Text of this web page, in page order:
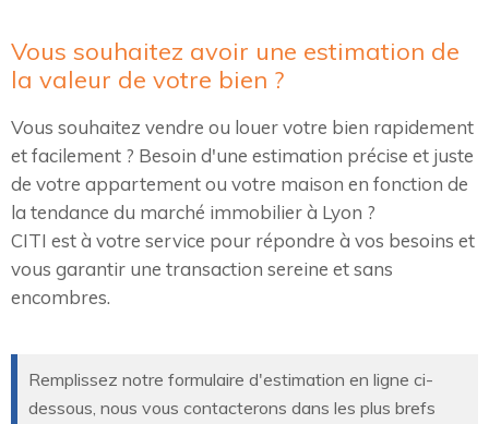
Vous souhaitez avoir une estimation de
la valeur de votre bien ?
Vous souhaitez vendre ou louer votre bien rapidement
et facilement ? Besoin d'une estimation précise et juste
de votre appartement ou votre maison en fonction de
la tendance du marché immobilier à Lyon ?
CITI est à votre service pour répondre à vos besoins et
vous garantir une transaction sereine et sans
encombres.
Remplissez notre formulaire d'estimation en ligne ci-
dessous, nous vous contacterons dans les plus brefs